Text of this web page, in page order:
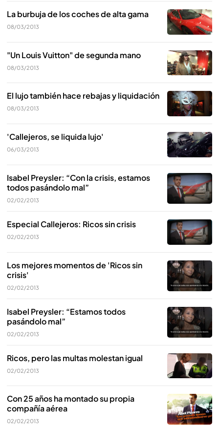
La burbuja de los coches de alta gama
08/03/2013
"Un Louis Vuitton" de segunda mano
08/03/2013
El lujo también hace rebajas y liquidación
08/03/2013
'Callejeros, se liquida lujo'
06/03/2013
Isabel Preysler: “Con la crisis, estamos
todos pasándolo mal”
02/02/2013
Especial Callejeros: Ricos sin crisis
02/02/2013
Los mejores momentos de 'Ricos sin
crisis'
02/02/2013
Isabel Preysler: “Estamos todos
pasándolo mal”
02/02/2013
Ricos, pero las multas molestan igual
02/02/2013
Con 25 años ha montado su propia
compañía aérea
02/02/2013